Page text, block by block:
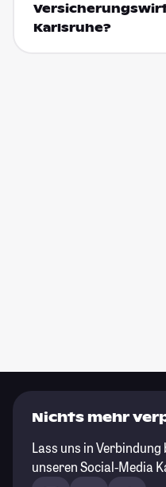
Karlsruhe?
Nichts mehr
Lass uns in
unseren Social-Media